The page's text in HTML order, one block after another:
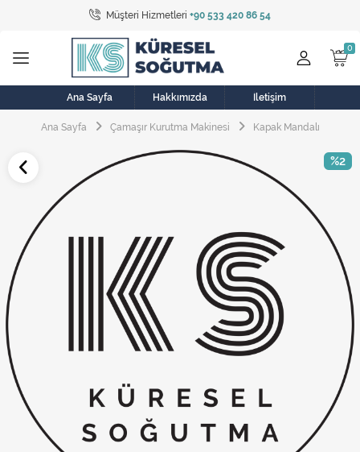
Müşteri Hizmetleri +90 533 420 86 54
Tüm Kategoriler
Bulaşık Makinesi
Buzdolabı
Çamaşır Kurutma Makinesi
Elektrikli Aksamlar
Elektrikli Süpürge
Fan
Fırın, Ocak ve Aspiratör
Klima
Kombi
Ana Sayfa Hakkımızda İletişim
Ana Sayfa Çamaşır Kurutma Makinesi Kapak Mandalı
%2